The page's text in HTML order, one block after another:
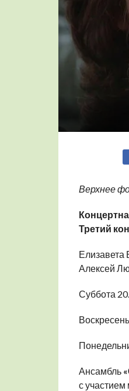
Верхнее
Третий
Алексей
Суббота
Ансамбль
с